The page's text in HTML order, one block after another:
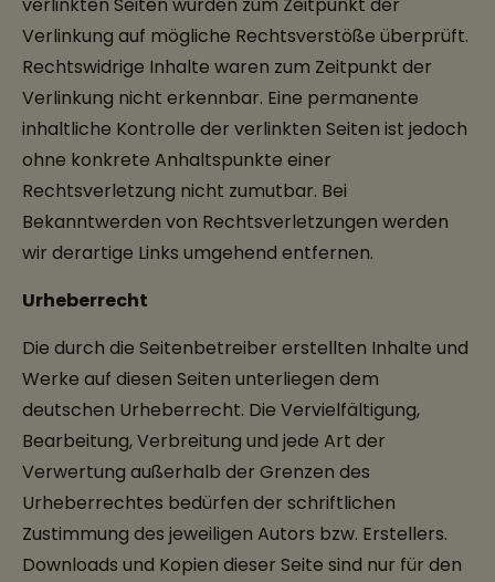
Verlinkung auf mögliche Rechtsverstöße überprüft.
Rechtswidrige Inhalte waren zum Zeitpunkt der
Verlinkung nicht erkennbar. Eine permanente
inhaltliche Kontrolle der verlinkten Seiten ist jedoch
ohne konkrete Anhaltspunkte einer
Rechtsverletzung nicht zumutbar. Bei
Bekanntwerden von Rechtsverletzungen werden
wir derartige Links umgehend entfernen.
Urheberrecht
Die durch die Seitenbetreiber erstellten Inhalte und
Werke auf diesen Seiten unterliegen dem
deutschen Urheberrecht. Die Vervielfältigung,
Bearbeitung, Verbreitung und jede Art der
Verwertung außerhalb der Grenzen des
Urheberrechtes bedürfen der schriftlichen
Zustimmung des jeweiligen Autors bzw. Erstellers.
Downloads und Kopien dieser Seite sind nur für den